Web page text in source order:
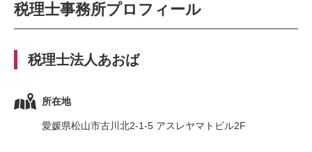
税理士事務所プロフィール
税理士法人あおば
所在地
愛媛県松山市古川北2-1-5 アスレヤマトビル2F